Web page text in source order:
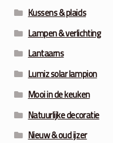
Kussens & plaids
Lampen & verlichting
Lantaarns
Lumiz solar lampion
Mooi in de keuken
Natuurlijke decoratie
Nieuw & oud ijzer